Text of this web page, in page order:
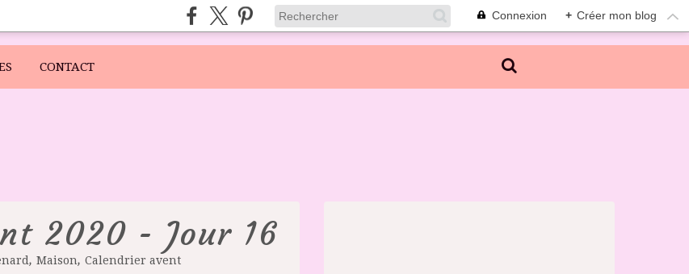
Connexion + Créer mon blog
CONTACT
2020 - Jour 16
, Maison, Calendrier avent